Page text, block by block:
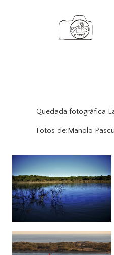
Quedada fotográfica
Fotos de:Manolo